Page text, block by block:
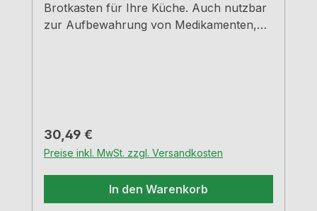
Brotkasten für Ihre Küche. Auch nutzbar
zur Aufbewahrung von Medikamenten,
bleiben Brot und Kuchen lange
frischB=18,0 cm, T=17,0 cm, H=12,0
cmRobuste Scharniere aus
MetallHandgriff aus stabilem Metall
Regulärer Preis:
30,49 €
Preise inkl. MwSt. zzgl. Versandkosten
In den Warenkorb